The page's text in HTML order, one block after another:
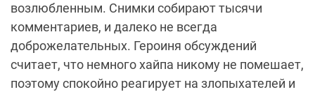
возлюбленным. Снимки собирают тысячи
комментариев, и далеко не всегда
доброжелательных. Героиня обсуждений
считает, что немного хайпа никому не помешает,
поэтому спокойно реагирует на злопыхателей и